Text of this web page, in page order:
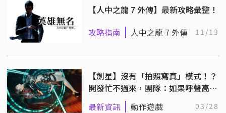
【人中之龍 7 外傳】最新攻略彙整！
攻略指南 人中之龍 7 外傳 11/13
【劍星】沒有「拍照寫真」模式！？
開發忙不過來，團隊：如果呼聲高再
考慮
最新資訊 動作遊戲 03/28